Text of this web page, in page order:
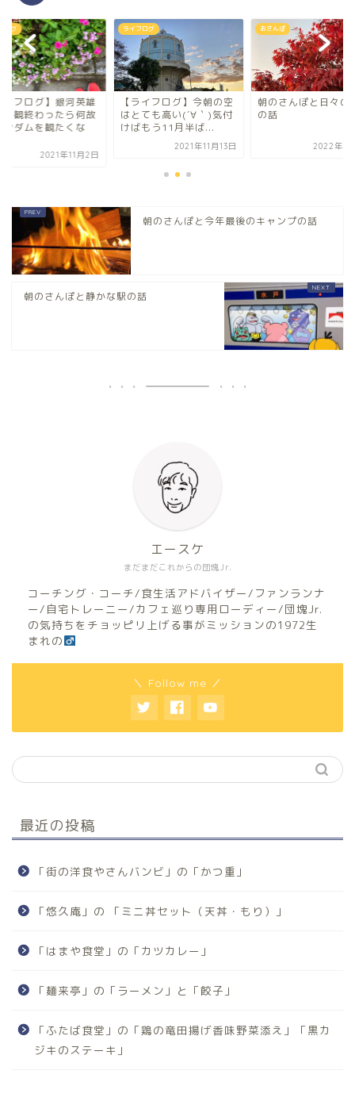
ログ
イフログ】銀河英雄
を観終わったら何故
ンダムを観たくな
2021年11月2日
ライフログ
【ライフログ】今朝の空
はとても高い(´∀｀)気付
けばもう11月半ば...
2021年11月13日
おさんぽ
朝のさんぽと日々の
の話
2022年11
朝のさんぽと今年最後のキャンプの話
朝のさんぽと静かな駅の話
まだまだこれからの団塊Jr.
エースケ
コーチング・コーチ/食生活アドバイザー/ファンランナ
ー/自宅トレーニー/カフェ巡り専用ローディー/団塊Jr.
の気持ちをチョッピリ上げる事がミッションの1972生
まれの
＼ Follow me ／
最近の投稿
「街の洋食やさんバンビ」の「かつ重」
「悠久庵」の 「ミニ丼セット（天丼・もり）」
「はまや食堂」の「カツカレー」
「麺来亭」の「ラーメン」と「餃子」
「ふたば食堂」の「鶏の竜田揚げ香味野菜添え」「黒カ
ジキのステーキ」